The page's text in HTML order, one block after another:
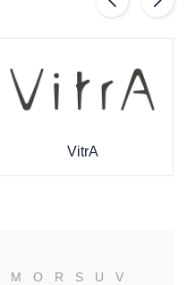
VitrA
M O R S U
V